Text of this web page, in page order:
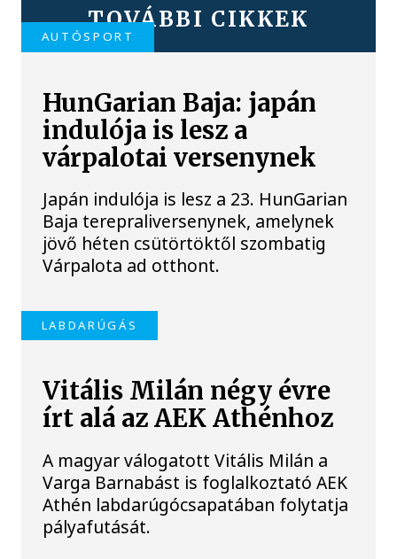
TOVÁBBI CIKKEK
AUTÓSPORT
HunGarian Baja: japán
indulója is lesz a
várpalotai versenynek
Japán indulója is lesz a 23. HunGarian
Baja terepraliversenynek, amelynek
jövő héten csütörtöktől szombatig
Várpalota ad otthont.
LABDARÚGÁS
Vitális Milán négy évre
írt alá az AEK Athénhoz
A magyar válogatott Vitális Milán a
Varga Barnabást is foglalkoztató AEK
Athén labdarúgócsapatában folytatja
pályafutását.